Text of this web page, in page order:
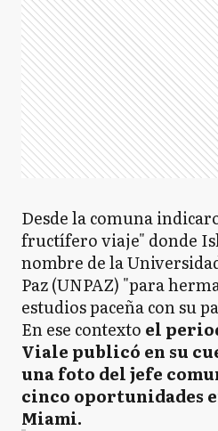
Desde la comuna
fructífero viaje" donde
nombre de la
Paz (UNPAZ) "para
estudios paceña con su
En ese contexto el
Viale publicó en su
una foto del jefe
cinco oportunidades
Miami.